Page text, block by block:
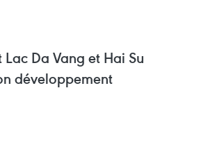
Da Vang et Hai Su
développement